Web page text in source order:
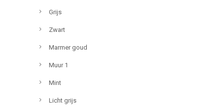
Grijs
Zwart
Marmer goud
Muur 1
Mint
Licht grijs